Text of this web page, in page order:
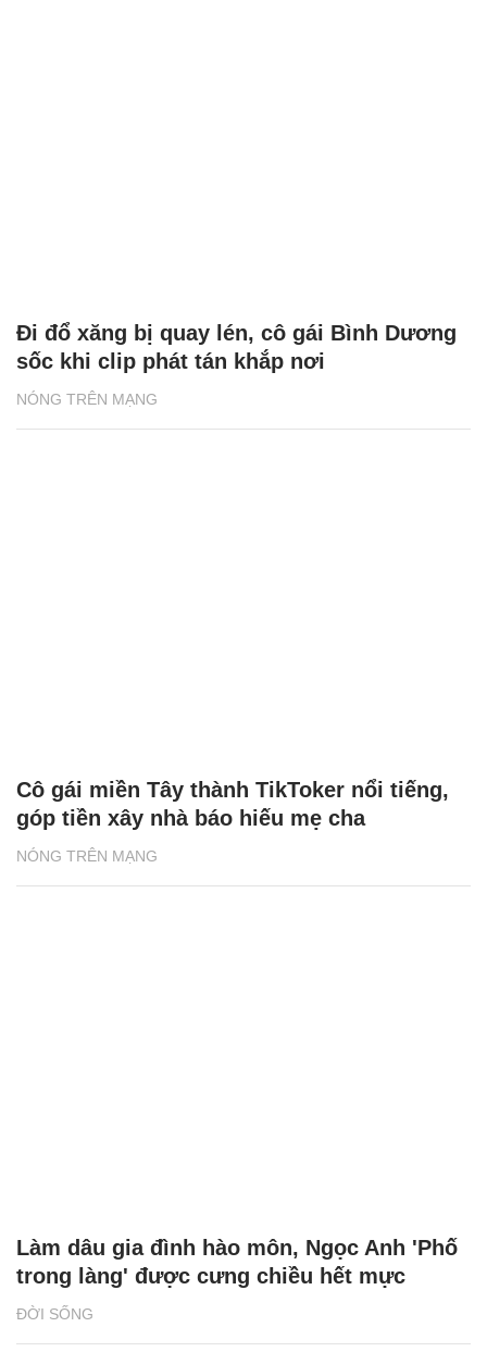
NÓNG TRÊN MẠNG
Đi đổ xăng bị quay lén, cô gái Bình Dương
sốc khi clip phát tán khắp nơi
NÓNG TRÊN MẠNG
Cô gái miền Tây thành TikToker nổi tiếng,
góp tiền xây nhà báo hiếu mẹ cha
ĐỜI SỐNG
Làm dâu gia đình hào môn, Ngọc Anh 'Phố
trong làng' được cưng chiều hết mực